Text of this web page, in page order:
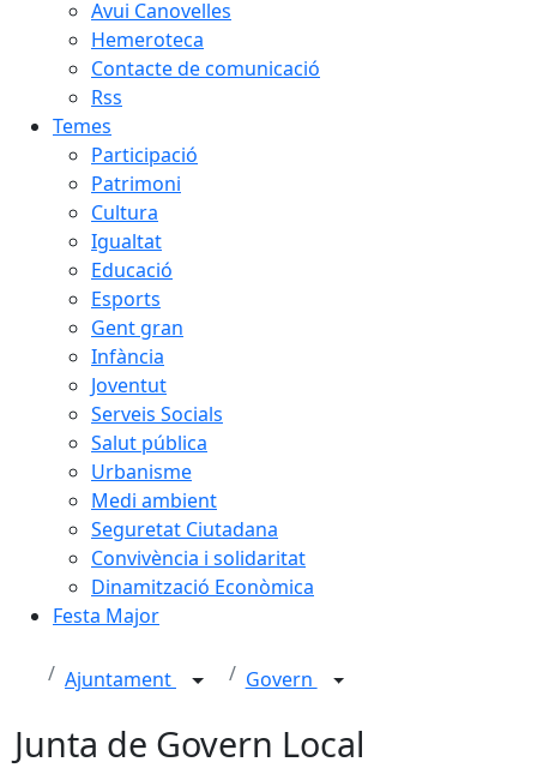
Avui Canovelles
Hemeroteca
Contacte de comunicació
Rss
Temes
Participació
Patrimoni
Cultura
Igualtat
Educació
Esports
Gent gran
Infància
Joventut
Serveis Socials
Salut pública
Urbanisme
Medi ambient
Seguretat Ciutadana
Convivència i solidaritat
Dinamització Econòmica
Festa Major
Ajuntament Govern
Junta de Govern Local